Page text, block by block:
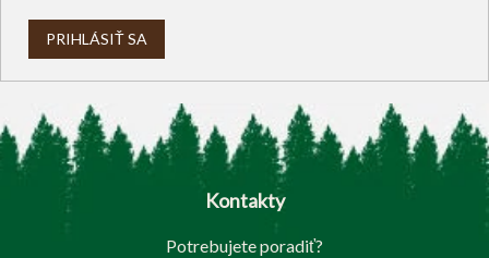
PRIHLÁSIŤ SA
Z
Kontakty
Potrebujete poradiť?